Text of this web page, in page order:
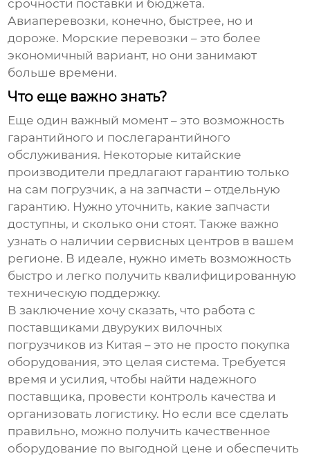
срочности поставки и бюджета.
Авиаперевозки, конечно, быстрее, но и
дороже. Морские перевозки – это более
экономичный вариант, но они занимают
больше времени.
Что еще важно знать?
Еще один важный момент – это возможность
гарантийного и послегарантийного
обслуживания. Некоторые китайские
производители предлагают гарантию только
на сам погрузчик, а на запчасти – отдельную
гарантию. Нужно уточнить, какие запчасти
доступны, и сколько они стоят. Также важно
узнать о наличии сервисных центров в вашем
регионе. В идеале, нужно иметь возможность
быстро и легко получить квалифицированную
техническую поддержку.
В заключение хочу сказать, что работа с
поставщиками двуруких вилочных
погрузчиков из Китая – это не просто покупка
оборудования, это целая система. Требуется
время и усилия, чтобы найти надежного
поставщика, провести контроль качества и
организовать логистику. Но если все сделать
правильно, можно получить качественное
оборудование по выгодной цене и обеспечить